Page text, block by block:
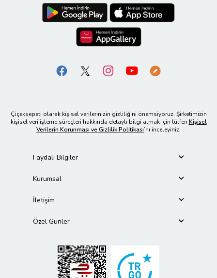
Çiçeksepeti olarak kişisel verilerinizin gizliliğini önemsiyoruz. Şirketimizin
kişisel veri işleme süreçleri hakkında detaylı bilgi almak için lütfen Kişisel
Verilerin Korunması ve Gizlilik Politikası’nı inceleyiniz.
Faydalı Bilgiler
Kurumsal
İletişim
Özel Günler